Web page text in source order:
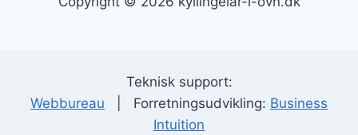
Teknisk support:
Webbureau | Forretningsudvikling: Business
Intuition